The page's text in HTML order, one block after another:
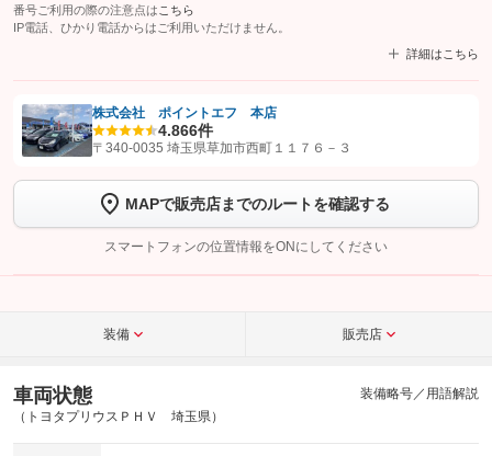
番号ご利用の際の注意点は こちら
IP電話、ひかり電話からはご利用いただけません。
詳細はこちら
【STEP1】認証画面でグーネットを友だち追加してから「許可する」ボタンを押
トーク画面で
ボタンをタップして問い合わせを
完了してください。
こちら
株式会社 ポイントエフ 本店
4.866件
〒340-0035 埼玉県草加市西町１１７６－３
MAPで販売店までのルートを確認する
スマートフォンの位置情報をONにしてください
装備 販売店
車両状態
（トヨタプリウスＰＨＶ 埼玉県）
装備略号／用語解説